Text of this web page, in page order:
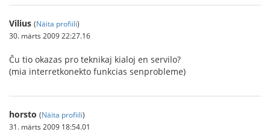
Vilius (Näita profiili)
30. märts 2009 22:27.16
Ĉu tio okazas pro teknikaj kialoj en servilo?
(mia interretkonekto funkcias senprobleme)
horsto (Näita profiili)
31. märts 2009 18:54.01